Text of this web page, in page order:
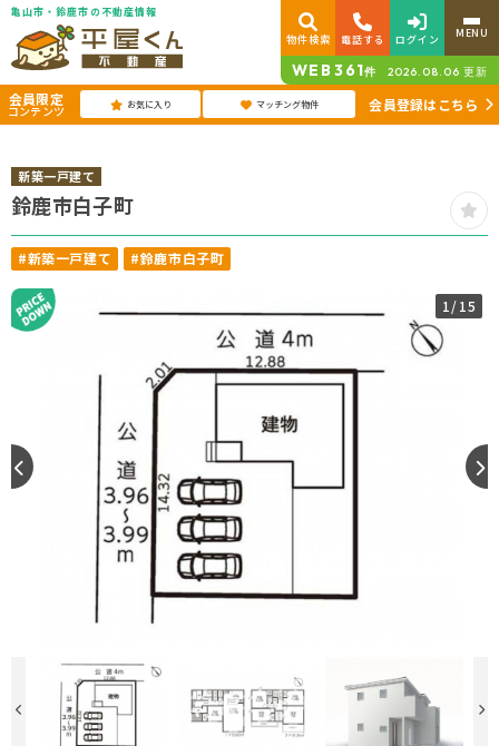
亀山市・鈴鹿市の不動産情報
物件検索
電話する ログイン MENU
WEB361件 2026.08.06 更新
会員限定
コンテンツ お気に入り マッチング物件 会員登録はこちら
新築一戸建て
鈴鹿市白子町
#新築一戸建て #鈴鹿市白子町
1/15